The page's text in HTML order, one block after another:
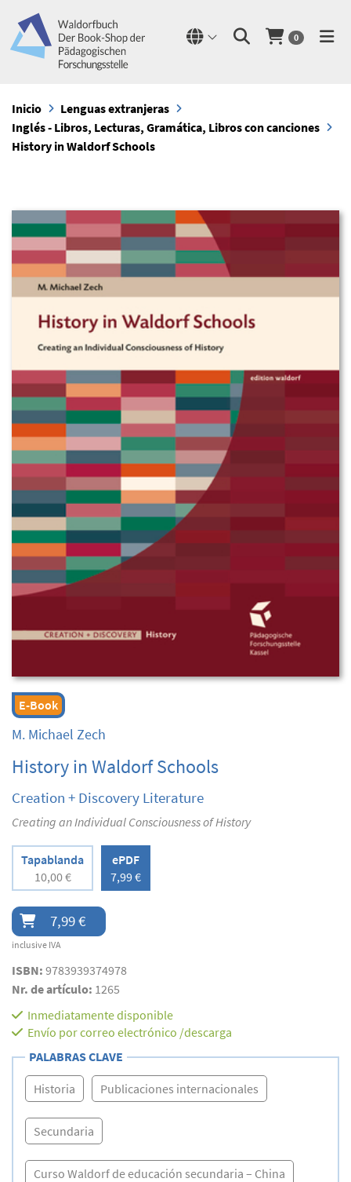
0
Inicio
Lenguas extranjeras
Inglés - Libros, Lecturas, Gramática, Libros con canciones
History in Waldorf Schools
E-Book
M. Michael Zech
History in Waldorf Schools
Creation + Discovery Literature
Creating an Individual Consciousness of History
Tapablanda
10,00 €
ePDF
7,99 €
7,99 €
inclusive IVA
ISBN: 9783939374978
Nr. de artículo: 1265
Inmediatamente disponible
Envío por correo electrónico /descarga
PALABRAS CLAVE
Historia Publicaciones internacionales
Secundaria
Curso Waldorf de educación secundaria – China